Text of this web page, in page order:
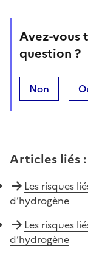
Avez-vous
question ?
Non
Articles liés :
Les risques
d’hydrogène
Les risques
d’hydrogène